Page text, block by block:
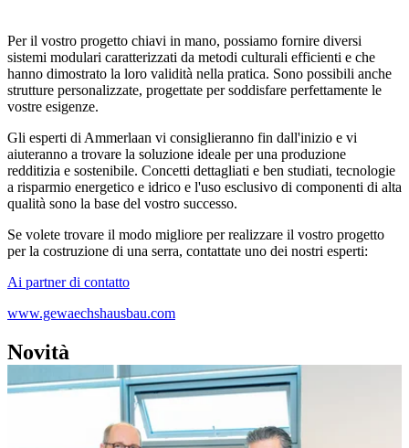
Per il vostro progetto chiavi in mano, possiamo fornire diversi
sistemi modulari caratterizzati da metodi culturali efficienti e che
hanno dimostrato la loro validità nella pratica. Sono possibili anche
strutture personalizzate, progettate per soddisfare perfettamente le
vostre esigenze.
Gli esperti di Ammerlaan vi consiglieranno fin dall'inizio e vi
aiuteranno a trovare la soluzione ideale per una produzione
redditizia e sostenibile. Concetti dettagliati e ben studiati, tecnologie
a risparmio energetico e idrico e l'uso esclusivo di componenti di alta
qualità sono la base del vostro successo.
Se volete trovare il modo migliore per realizzare il vostro progetto
per la costruzione di una serra, contattate uno dei nostri esperti:
Ai partner di contatto
www.gewaechshausbau.com
Novità